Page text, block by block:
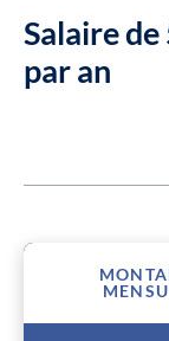
Salaire
par an